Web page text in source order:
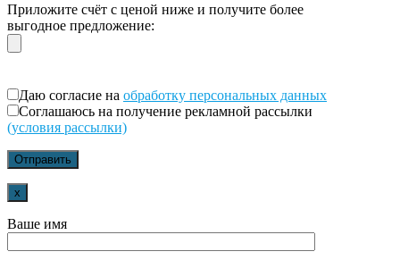
Приложите счёт с ценой ниже и получите более
выгодное предложение:
Даю согласие на обработку персональных данных
Соглашаюсь на получение рекламной рассылки
(условия рассылки)
x
Ваше имя